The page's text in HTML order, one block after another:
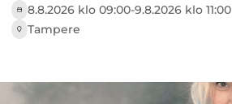
8.8.2026 klo 09:00-­9.8.2026 klo 11:00
Tampere